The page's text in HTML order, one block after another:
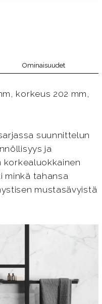
Ominaisuudet
korkeus 202 mm,
suunnittelun
ja
korkealuokkainen
minkä tahansa
mustasävyistä